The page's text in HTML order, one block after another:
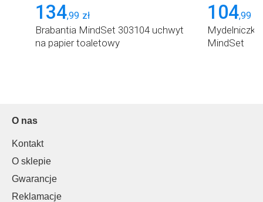
134,99 zł
Brabantia MindSet 303104 uchwyt
na papier toaletowy
104,99
MindSet
O nas
Kontakt
O sklepie
Gwarancje
Reklamacje